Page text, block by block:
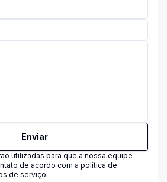
Enviar
utilizadas para que a nossa equipe
de acordo com a política de
de serviço